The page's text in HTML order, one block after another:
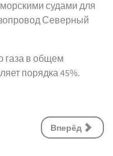
судами для
Северный
газа в общем
порядка 45%.
Вперёд